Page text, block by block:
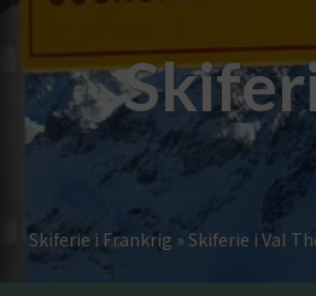
Skiferie i Frankrig »Skiferie i Val